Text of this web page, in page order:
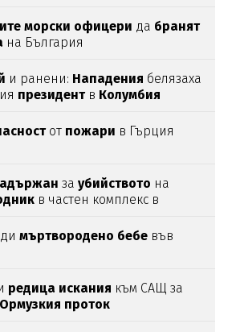
морски офицери да бранят
на България
и ранени: Нападения белязаха
президентв Колумбия
от пожари в Гърция
заубийството на
в частен комплекс в
мъртвородено бебе във
редица искания към САЩ за
Ормузкия проток